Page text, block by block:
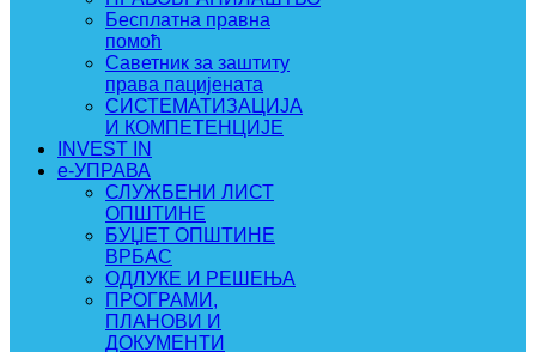
Бесплатна правна
помоћ
Саветник за заштиту
права пацијената
СИСТЕМАТИЗАЦИЈА
И КОМПЕТЕНЦИЈЕ
INVEST IN
e-УПРАВА
СЛУЖБЕНИ ЛИСТ
ОПШТИНЕ
БУЏЕТ ОПШТИНЕ
ВРБАС
ОДЛУКЕ И РЕШЕЊА
ПРОГРАМИ,
ПЛАНОВИ И
ДОКУМЕНТИ